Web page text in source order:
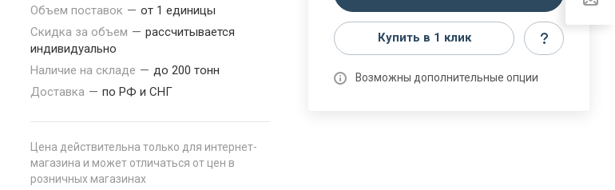
Купить в 1 клик
Возможны дополнительные опции
Объем поставок — от 1 единицы
Скидка за объем — рассчитывается
индивидуально
Наличие на складе — до 200 тонн
Доставка — по РФ и СНГ
Цена действительна только для интернет-
магазина и может отличаться от цен в
розничных магазинах